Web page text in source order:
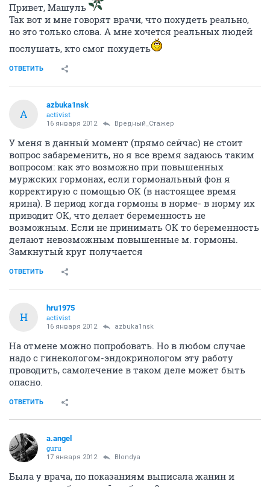
Привет, Машуль
Так вот и мне говорят врачи, что похудеть реально,
но это только слова. А мне хочется реальных людей
послушать, кто смог похудеть
ОТВЕТИТЬ
A
azbuka1nsk
activist
16 января 2012 Вредный_Стажер
У меня в данный момент (прямо сейчас) не стоит
вопрос забаременить, но я все время задаюсь таким
вопросом: как это возможно при повышенных
муржских гормонах, если гормональный фон я
корректирую с помощью ОК (в настоящее время
ярина). В период когда гормоны в норме- в норму их
приводит ОК, что делает беременность не
возможным. Если не принимать ОК то беременность
делают невозможным повышенные м. гормоны.
Замкнутый круг получается
ОТВЕТИТЬ
H
hru1975
activist
16 января 2012 azbuka1nsk
На отмене можно попробовать. Но в любом случае
надо с гинекологом-эндокринологом эту работу
проводить, самолечение в таком деле может быть
опасно.
ОТВЕТИТЬ
a.angel
guru
17 января 2012 Blondya
Была у врача, по показаниям выписала жанин и